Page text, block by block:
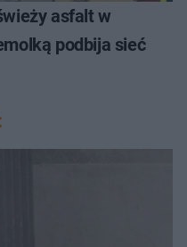
asfalt w
podbija sieć